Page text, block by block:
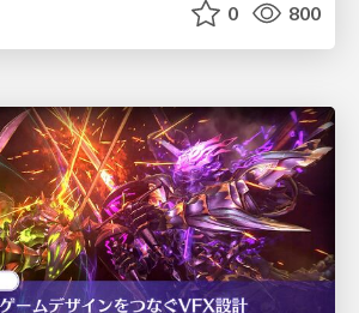
0 800